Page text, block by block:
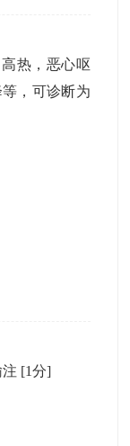
热，恶心呕
，可诊断为
[1分]